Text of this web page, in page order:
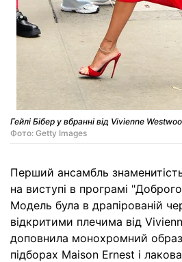
Гейлі Бібер у вбранні від Vivienne
Фото: Getty Images
Перший ансамбль
на виступі в програмі
Модель була в драпірованій
відкритими плечима від
доповнила монохромний
підборах Maison Ernest і